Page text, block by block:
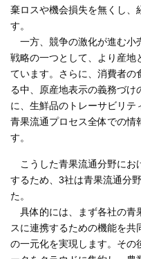
棄ロスや機会損失を無くし、
す。
一方、競争の激化が進む小
戦略の一つとして、より産地
ています。さらに、消費者の
る中、原産地表示の義務づけ
に、生鮮品のトレーサビリテ
青果流通プロセス全体での情
す。
こうした青果流通分野に
するため、3社は青果流通分
た。
具体的には、まず各社の青
スに連携するための機能を共
の一元化を実現します。その